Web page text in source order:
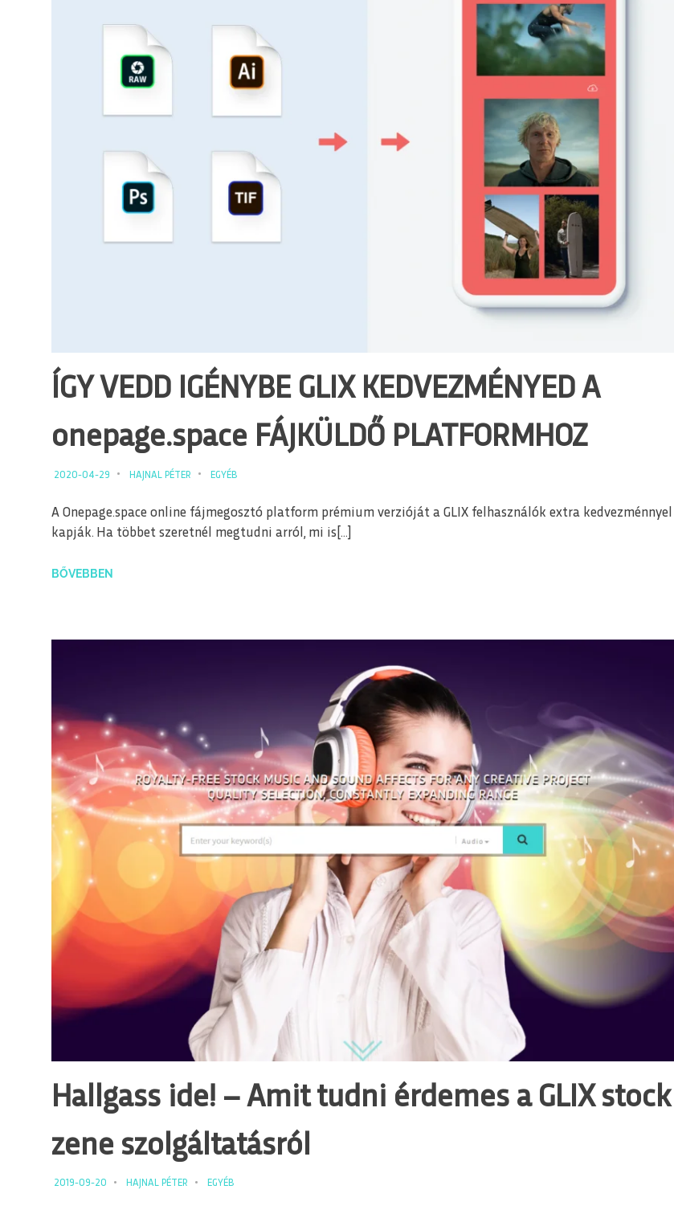
ÍGY VEDD IGÉNYBE GLIX KEDVEZMÉNYED A
onepage.space FÁJKÜLDŐ PLATFORMHOZ
2020-04-29 HAJNAL PÉTER EGYÉB
A Onepage.space online fájmegosztó platform prémium verzióját a GLIX felhasználók extra kedvezménnyel
kapják. Ha többet szeretnél megtudni arról, mi is[…]
BŐVEBBEN
Hallgass ide! – Amit tudni érdemes a GLIX stock
zene szolgáltatásról
2019-09-20 HAJNAL PÉTER EGYÉB